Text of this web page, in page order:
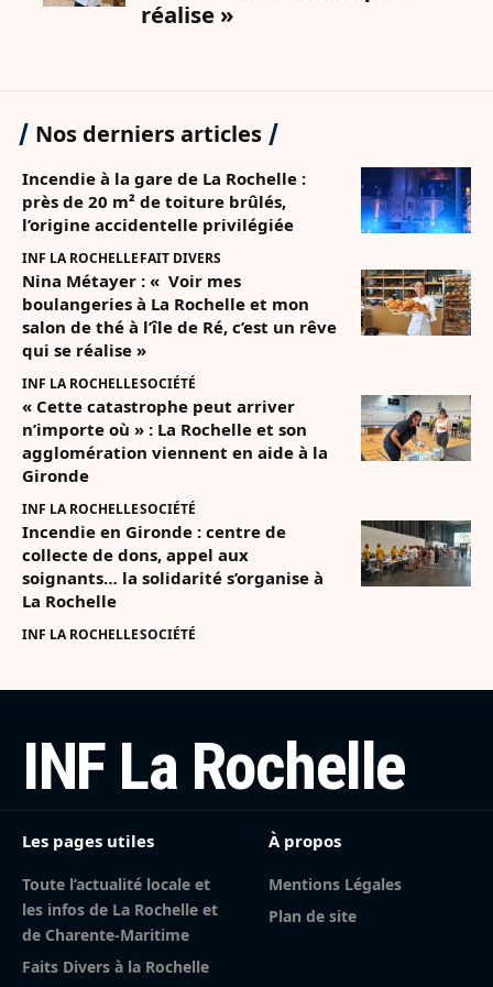
Nos derniers articles
Incendie à la gare de La Rochelle :
près de 20 m² de toiture brûlés,
l’origine accidentelle privilégiée
INF LA ROCHELLEFAIT DIVERS
Nina Métayer : « Voir mes
boulangeries à La Rochelle et mon
salon de thé à l’île de Ré, c’est un rêve
qui se réalise »
INF LA ROCHELLESOCIÉTÉ
« Cette catastrophe peut arriver
n’importe où » : La Rochelle et son
agglomération viennent en aide à la
Gironde
INF LA ROCHELLESOCIÉTÉ
Incendie en Gironde : centre de
collecte de dons, appel aux
soignants… la solidarité s’organise à
La Rochelle
INF LA ROCHELLESOCIÉTÉ
INF La Rochelle
Les pages utiles
Toute l’actualité locale et
les infos de La Rochelle et
de Charente-Maritime
Faits Divers à la Rochelle
À propos
Mentions Légales
Plan de site